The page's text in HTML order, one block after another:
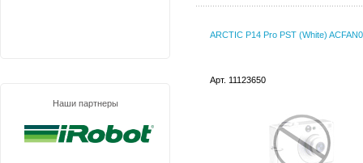
ARCTIC P14 Pro PST (White)
Арт. 11123650
Наши партнеры